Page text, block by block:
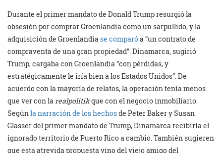
Durante el primer mandato de Donald Trump resurgió la
obsesión por comprar Groenlandia como un sarpullido, y la
adquisición de Groenlandiase comparóa “un contrato de
compraventa de una gran propiedad”. Dinamarca, sugirió
Trump, cargaba con Groenlandia “con pérdidas, y
estratégicamente le iría bien a los Estados Unidos”. De
acuerdo con la mayoría de relatos, la operación tenía menos
que ver con larealpolitikque con el negocio inmobiliario.
Segúnla narración de los hechosde Peter Baker y Susan
Glasser del primer mandato de Trump, Dinamarca recibiría el
ignorado territorio de Puerto Rico a cambio. También sugieren
que esta atrevida propuesta vino del viejo amigo del